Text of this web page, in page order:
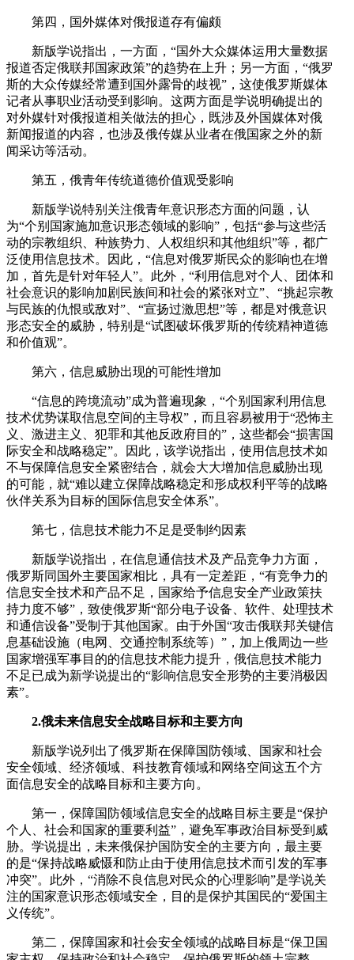
第四，国外媒体对俄报道存有偏颇
新版学说指出，一方面，“国外大众媒体运用大量数据
报道否定俄联邦国家政策”的趋势在上升；另一方面，“俄罗
斯的大众传媒经常遭到国外露骨的歧视”，这使俄罗斯媒体
记者从事职业活动受到影响。这两方面是学说明确提出的
对外媒针对俄报道相关做法的担心，既涉及外国媒体对俄
新闻报道的内容，也涉及俄传媒从业者在俄国家之外的新
闻采访等活动。
第五，俄青年传统道德价值观受影响
新版学说特别关注俄青年意识形态方面的问题，认
为“个别国家施加意识形态领域的影响”，包括“参与这些活
动的宗教组织、种族势力、人权组织和其他组织”等，都广
泛使用信息技术。因此，“信息对俄罗斯民众的影响也在增
加，首先是针对年轻人”。此外，“利用信息对个人、团体和
社会意识的影响加剧民族间和社会的紧张对立”、“挑起宗教
与民族的仇恨或敌对”、“宣扬过激思想”等，都是对俄意识
形态安全的威胁，特别是“试图破坏俄罗斯的传统精神道德
和价值观”。
第六，信息威胁出现的可能性增加
“信息的跨境流动”成为普遍现象，“个别国家利用信息
技术优势谋取信息空间的主导权”，而且容易被用于“恐怖主
义、激进主义、犯罪和其他反政府目的”，这些都会“损害国
际安全和战略稳定”。因此，该学说指出，使用信息技术如
不与保障信息安全紧密结合，就会大大增加信息威胁出现
的可能，就“难以建立保障战略稳定和形成权利平等的战略
伙伴关系为目标的国际信息安全体系”。
第七，信息技术能力不足是受制约因素
新版学说指出，在信息通信技术及产品竞争力方面，
俄罗斯同国外主要国家相比，具有一定差距，“有竞争力的
信息安全技术和产品不足，国家给予信息安全产业政策扶
持力度不够”，致使俄罗斯“部分电子设备、软件、处理技术
和通信设备”受制于其他国家。由于外国“攻击俄联邦关键信
息基础设施（电网、交通控制系统等）”，加上俄周边一些
国家增强军事目的的信息技术能力提升，俄信息技术能力
不足已成为新学说提出的“影响信息安全形势的主要消极因
素”。
2.俄未来信息安全战略目标和主要方向
新版学说列出了俄罗斯在保障国防领域、国家和社会
安全领域、经济领域、科技教育领域和网络空间这五个方
面信息安全的战略目标和主要方向。
第一，保障国防领域信息安全的战略目标主要是“保护
个人、社会和国家的重要利益”，避免军事政治目标受到威
胁。学说提出，未来俄保护国防安全的主要方向，最主要
的是“保持战略威慑和防止由于使用信息技术而引发的军事
冲突”。此外，“消除不良信息对民众的心理影响”是学说关
注的国家意识形态领域安全，目的是保护其国民的“爱国主
义传统”。
第二，保障国家和社会安全领域的战略目标是“保卫国